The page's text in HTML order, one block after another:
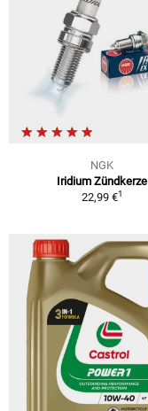
NGK
Iridium Zündkerze
22,99 €1